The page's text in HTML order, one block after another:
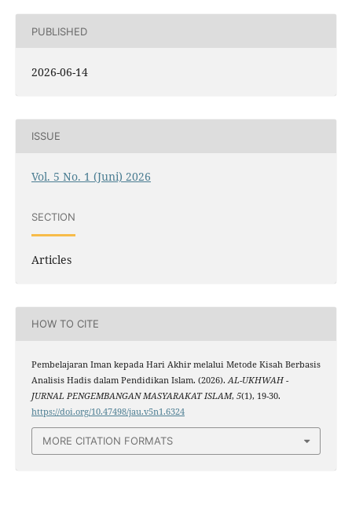
PUBLISHED
2026-06-14
ISSUE
Vol. 5 No. 1 (Juni) 2026
SECTION
Articles
HOW TO CITE
Pembelajaran Iman kepada Hari Akhir melalui Metode Kisah Berbasis
Analisis Hadis dalam Pendidikan Islam. (2026). AL-UKHWAH -
JURNAL PENGEMBANGAN MASYARAKAT ISLAM, 5(1), 19-30.
https://doi.org/10.47498/jau.v5n1.6324
MORE CITATION FORMATS